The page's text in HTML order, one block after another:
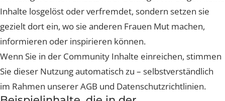
Kampagnen mit Fokus auf Aufklärung &
Patientenstimmen
Dabei achten wir stets auf einen respektvollen,
kontextgerechten Einsatz Ihrer Beiträge. Wir zeigen
Inhalte losgelöst oder verfremdet, sondern setzen sie
gezielt dort ein, wo sie anderen Frauen Mut machen,